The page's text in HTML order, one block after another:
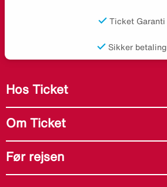
Ticket Garanti
Sikker betaling
Hos Ticket
Om Ticket
Før rejsen